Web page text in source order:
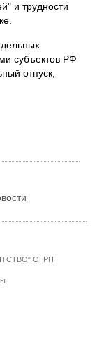
и трудности
субъектов РФ
отпуск,
ОГРН